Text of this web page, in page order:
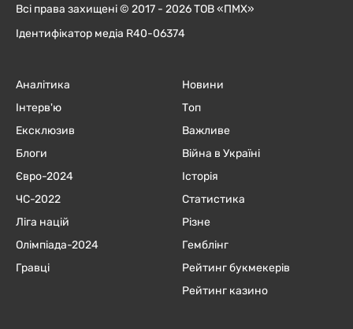
Всі права захищені © 2017 - 2026 ТОВ «ПМХ»
Ідентифікатор медіа R40-06374
Аналітика
Інтерв'ю
Ексклюзив
Блоги
Євро-2024
ЧC-2022
Ліга націй
Олімпіада-2024
Гравці
Новини
Топ
Важливе
Війна в Україні
Історія
Статистика
Різне
Гемблінг
Рейтинг букмекерів
Рейтинг казино